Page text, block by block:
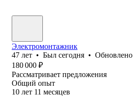
Электромонтажник
47 лет • Был сегодня • Обновлено
180 000 ₽
Рассматривает предложения
Общий опыт
10 лет 11 месяцев